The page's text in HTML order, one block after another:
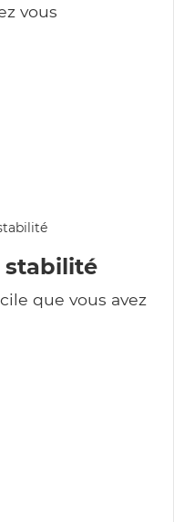
vous
stabilité
que vous avez